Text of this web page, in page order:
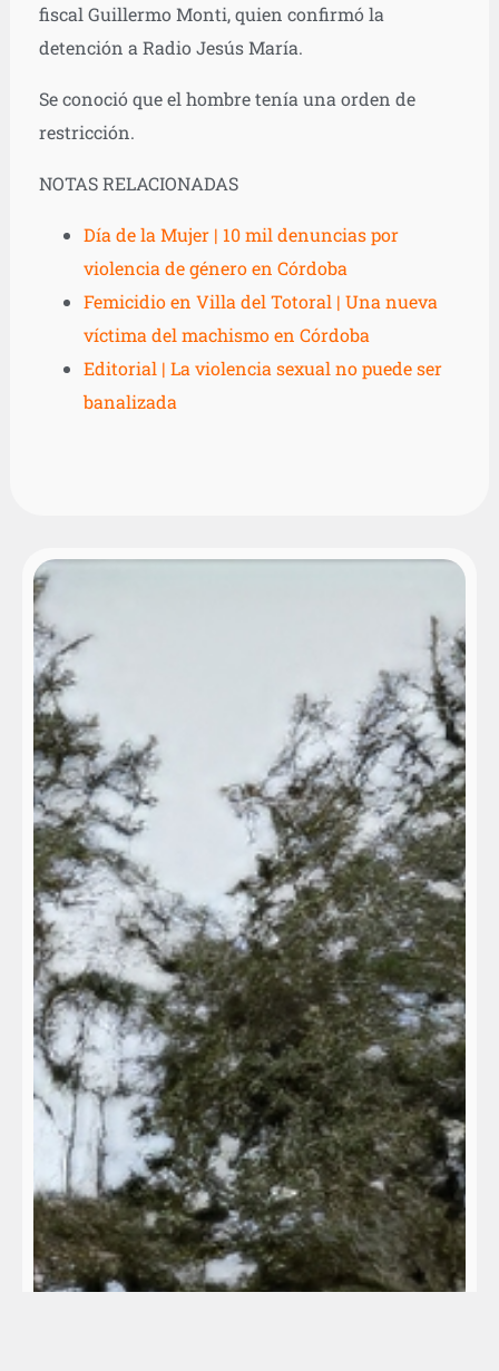
fiscal Guillermo Monti, quien confirmó la
detención a Radio Jesús María.
Se conoció que el hombre tenía una orden de
restricción.
NOTAS RELACIONADAS
Día de la Mujer | 10 mil denuncias por
violencia de género en Córdoba
Femicidio en Villa del Totoral | Una nueva
víctima del machismo en Córdoba
Editorial | La violencia sexual no puede ser
banalizada